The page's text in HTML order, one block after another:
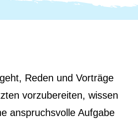
Reden und Vorträge
vorzubereiten, wissen
anspruchsvolle Aufgabe